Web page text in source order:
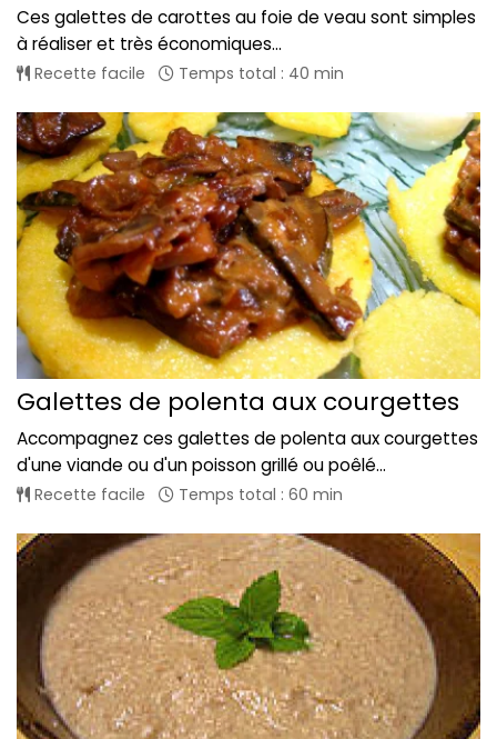
Ces galettes de carottes au foie de veau sont simples
à réaliser et très économiques...
Recette facile Temps total : 40 min
Galettes de polenta aux courgettes
Accompagnez ces galettes de polenta aux courgettes
d'une viande ou d'un poisson grillé ou poêlé...
Recette facile Temps total : 60 min